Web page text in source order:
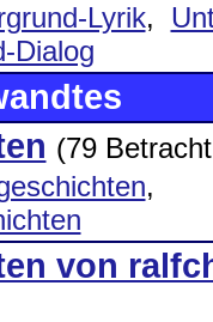
Lyrik,
Dialog
(79
,
von